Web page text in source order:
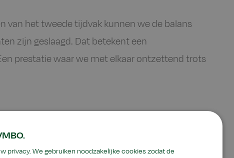
van het tweede tijdvak kunnen we de balans
zijn geslaagd. Dat betekent een
prestatie waar we met elkaar ontzettend trots
privacy. We gebruiken noodzakelijke cookies zodat de